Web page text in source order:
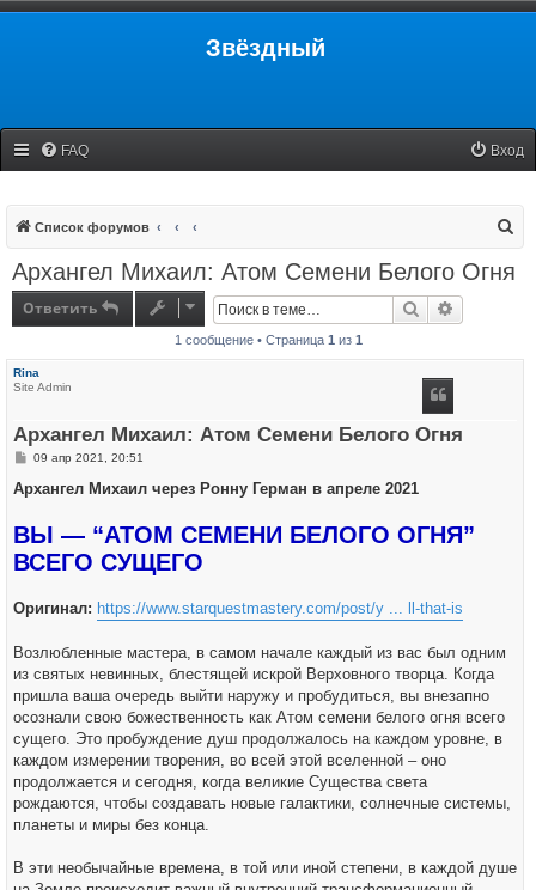
Звёздный
FAQ Вход
Список форумов
Архангел Михаил: Атом Семени Белого Огня
Ответить Поиск
1 сообщение • Страница 1 из 1
Rina
Site Admin
Архангел Михаил: Атом Семени Белого Огня
С
о
е
н
и
е
09 апр 2021, 20:51
Архангел Михаил через Ронну Герман в апреле 2021
ВЫ — “АТОМ СЕМЕНИ БЕЛОГО ОГНЯ”
ВСЕГО СУЩЕГО
Оригинал: https://www.starquestmastery.com/post/y ... ll-that-is
Возлюбленные мастера, в самом начале каждый из вас был одним
из святых невинных, блестящей искрой Верховного творца. Когда
пришла ваша очередь выйти наружу и пробудиться, вы внезапно
осознали свою божественность как Атом семени белого огня всего
сущего. Это пробуждение душ продолжалось на каждом уровне, в
каждом измерении творения, во всей этой вселенной – оно
продолжается и сегодня, когда великие Существа света
рождаются, чтобы создавать новые галактики, солнечные системы,
планеты и миры без конца.
В эти необычайные времена, в той или иной степени, в каждой душе